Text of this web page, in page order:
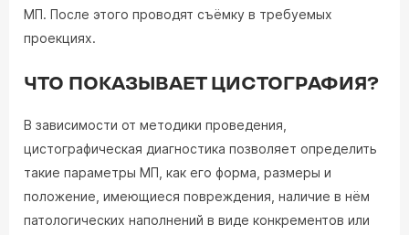
МП. После этого проводят съёмку в требуемых
проекциях.
ЧТО ПОКАЗЫВАЕТ ЦИСТОГРАФИЯ?
В зависимости от методики проведения,
цистографическая диагностика позволяет определить
такие параметры МП, как его форма, размеры и
положение, имеющиеся повреждения, наличие в нём
патологических наполнений в виде конкрементов или